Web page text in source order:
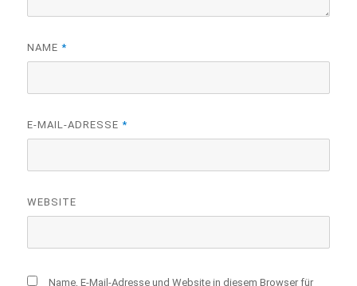
NAME*
E-MAIL-ADRESSE*
WEBSITE
Name, E-Mail-Adresse und Website in diesem Browser für